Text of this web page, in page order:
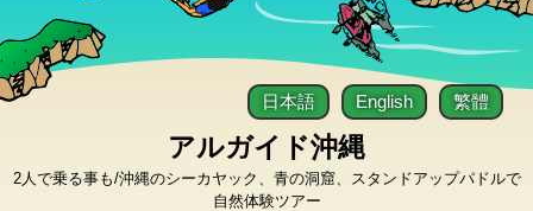
アルガイド沖縄
2人で乗る事も/沖縄のシーカヤック、青の洞窟、スタンドアップパドルで
自然体験ツアー
日本語 English 繁體